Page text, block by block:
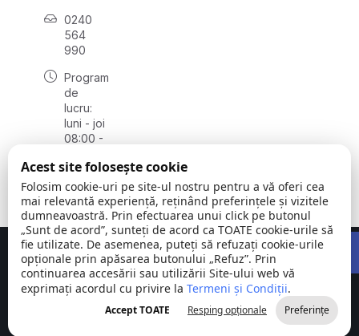
0240
564
990
Program
de
lucru:
luni - joi
08:00 -
vineri
08:00 -
14:00
Comuna
Stejaru |
județul Tulcea
©
2026
Toate
drepturile
rezervate
Concept realizat deBig Media Relații Publice SRL
Acest site folosește cookie
Folosim cookie-uri pe site-ul nostru pentru a vă oferi cea
mai relevantă experiență, reținând preferințele și vizitele
dumneavoastră. Prin efectuarea unui click pe butonul
„Sunt de acord”, sunteți de acord ca TOATE cookie-urile să
fie utilizate. De asemenea, puteți să refuzați cookie-urile
opționale prin apăsarea butonului „Refuz”. Prin
continuarea accesării sau utilizării Site-ului web vă
exprimați acordul cu privire la Termeni și Condiții.
Accept TOATE Resping opționale Preferințe